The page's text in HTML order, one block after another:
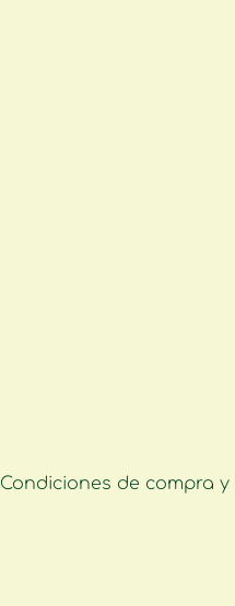
Condiciones de compra y